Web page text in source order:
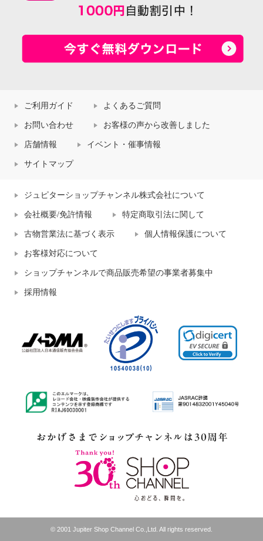
ご利用ガイド よくあるご質問
お問い合わせ お客様の声から改善しました
店舗情報 イベント・催事情報
サイトマップ
ジュピターショップチャンネル株式会社について
会社概要/免許情報 特定商取引法に関して
古物営業法に基づく表示 個人情報保護について
お客様対応について
ショップチャンネルで商品販売希望の事業者募集中
採用情報
© 2001 Jupiter Shop Channel Co.,Ltd. All rights reserved.